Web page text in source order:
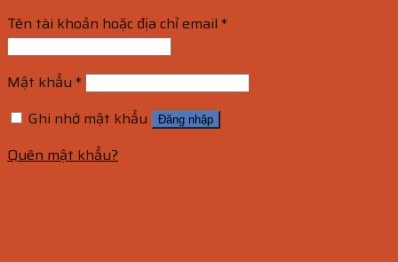
Tên tài khoản hoặc địa chỉ email *
Mật khẩu *
Ghi nhớ mật khẩu
Đăng nhập
Quên mật khẩu?